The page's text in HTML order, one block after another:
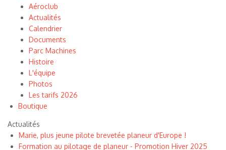
Aéroclub
Actualités
Calendrier
Documents
Parc Machines
Histoire
L'équipe
Photos
Les tarifs 2026
Boutique
Actualités
Marie, plus jeune pilote brevetée planeur d'Europe !
Formation au pilotage de planeur - Promotion Hiver 2025